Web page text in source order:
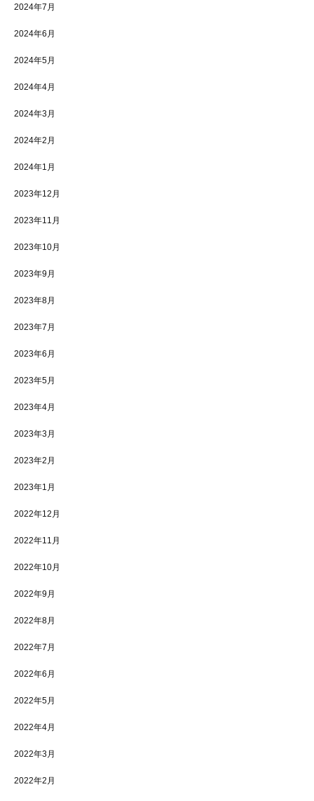
2024年7月
2024年6月
2024年5月
2024年4月
2024年3月
2024年2月
2024年1月
2023年12月
2023年11月
2023年10月
2023年9月
2023年8月
2023年7月
2023年6月
2023年5月
2023年4月
2023年3月
2023年2月
2023年1月
2022年12月
2022年11月
2022年10月
2022年9月
2022年8月
2022年7月
2022年6月
2022年5月
2022年4月
2022年3月
2022年2月